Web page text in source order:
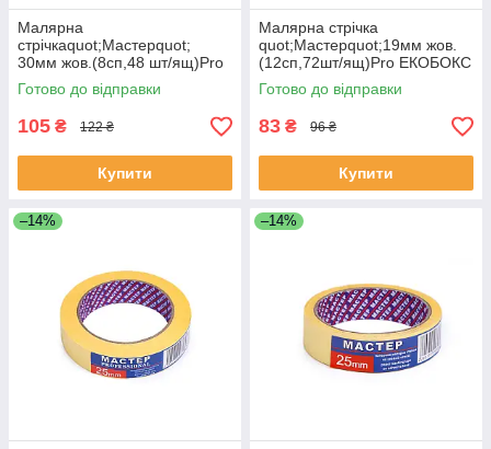
Малярна
стрічкаquot;Мастерquot;
30мм жов.(8сп,48 шт/ящ)Pro
ЕКОБОКС
Готово до відправки
105 ₴ 122 ₴
Купити
Малярна стрічка
quot;Мастерquot;19мм жов.
(12сп,72шт/ящ)Pro ЕКОБОКС
Готово до відправки
83 ₴ 96 ₴
Купити
–14% –14%